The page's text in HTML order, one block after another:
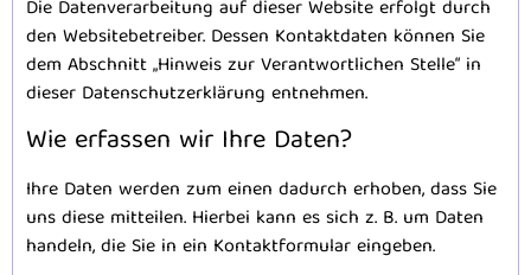
Die Datenverarbeitung auf dieser Website erfolgt durch
den Websitebetreiber. Dessen Kontaktdaten können Sie
dem Abschnitt „Hinweis zur Verantwortlichen Stelle“ in
dieser Datenschutzerklärung entnehmen.
Wie erfassen wir Ihre Daten?
Ihre Daten werden zum einen dadurch erhoben, dass Sie
uns diese mitteilen. Hierbei kann es sich z. B. um Daten
handeln, die Sie in ein Kontaktformular eingeben.